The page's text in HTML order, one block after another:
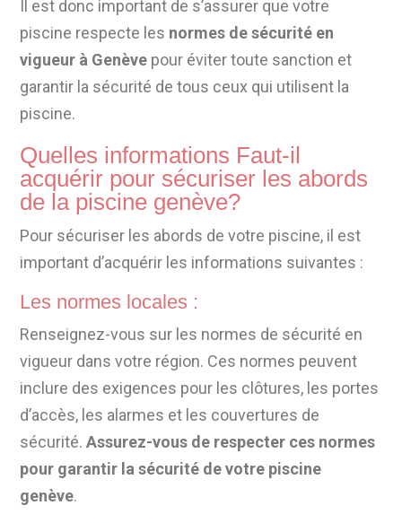
Il est donc important de s’assurer que votre
piscine respecte les normes de sécurité en
vigueur à Genève pour éviter toute sanction et
garantir la sécurité de tous ceux qui utilisent la
piscine.
Quelles informations Faut-il
acquérir pour sécuriser les abords
de la piscine genève?
Pour sécuriser les abords de votre piscine, il est
important d’acquérir les informations suivantes :
Les normes locales :
Renseignez-vous sur les normes de sécurité en
vigueur dans votre région. Ces normes peuvent
inclure des exigences pour les clôtures, les portes
d’accès, les alarmes et les couvertures de
sécurité.Assurez-vous de respecter ces normes
pour garantir la sécurité de votre piscine
genève.